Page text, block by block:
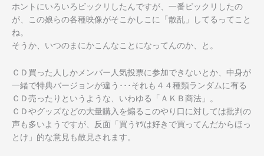
ホントにいろいろビックリしたんですが、一番ビックリしたの
が、この娘らの各種映像がそこかしこに「散乱」してるってこと
ね。
そうか、いつのまにかこんなことになってんのか、と。
ＣＤ買った人しかメンバー人気投票に参加できないとか、中身が
一緒で特典バージョンが違う･･･それも４４種類ランダムに有る
ＣＤ売ったりというような、いわゆる「ＡＫＢ商法」。
ＣＤやグッズなどの大量購入を煽るこのやり口に対しては批判の
声も多いようですが、反面「買うﾔﾂは好きで買ってんだからほっ
とけ」的な意見も散見されます。